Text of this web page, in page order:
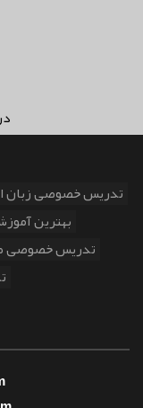
تدریس خصوصی زبان
بهترین
تدریس خصوصی